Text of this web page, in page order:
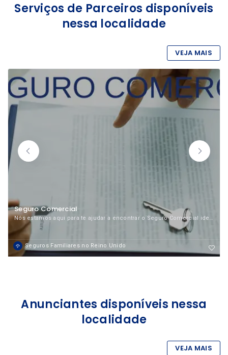
Serviços de Parceiros disponíveis
nessa localidade
VEJA MAIS
Seguro Comercial
Nós estamos aqui para te ajudar a encontrar o Seguro Comercial ideal para você!
Seguros Familiares no Reino Unido
Anunciantes disponíveis nessa
localidade
VEJA MAIS